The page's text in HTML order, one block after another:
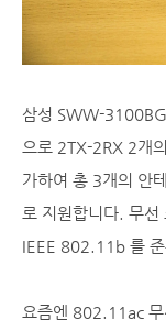
삼성 SWW-
으로 2TX-2RX 2개
가하여 총 3개의 안
로 지원합니다. 무
IEEE 802.11b 를 준
요즘엔 802.11ac